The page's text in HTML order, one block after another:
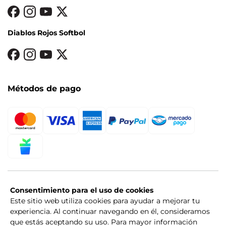
Diablos Rojos Softbol
Métodos de pago
Consentimiento para el uso de cookies
Este sitio web utiliza cookies para ayudar a mejorar tu
experiencia. Al continuar navegando en él, consideramos
que estás aceptando su uso. Para mayor información